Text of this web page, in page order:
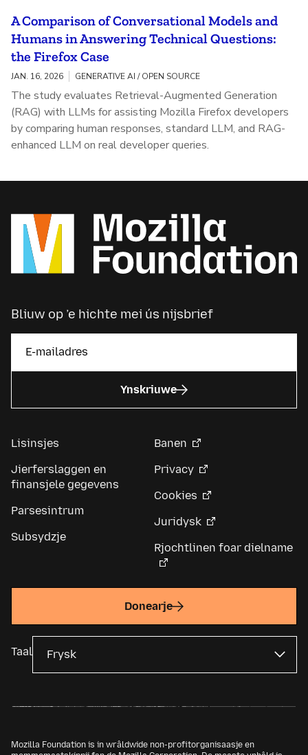
A Comparison of Conversational Models and
Humans in Answering Technical Questions:
the Firefox Case
JAN. 16, 2026 GENERATIVE AI / OPEN SOURCE
The study evaluates Retrieval-Augmented Generation
(RAG) with LLMs for assisting Mozilla Firefox developers
by comparing human responses, standard LLM, and RAG-
enhanced LLM on real developer queries.
Bliuw op ’e hichte mei ús nijsbrief
Ynskriuwe
Lisinsjes
Jierferslaggen en
finansjele gegevens
Parsesintrum
Subsydzje
Banen
Privacy
Cookies
Juridysk
Rjochtlinen foar dielname
Donearje
Taal
Mozilla Foundation is in wrâldwide non-profitorganisaasje en